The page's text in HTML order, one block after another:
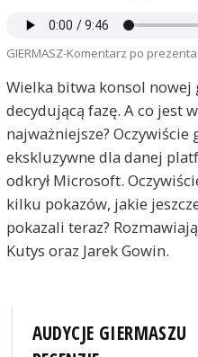
GIERMASZ-Komentarz po
Wielka bitwa konsol
decydującą fazę. A co jest
najważniejsze?
ekskluzywne dla danej
odkrył Microsoft.
kilku pokazów, jakie
pokazali teraz?
Kutys oraz Jarek Gowin.
AUDYCJE GIERMASZU